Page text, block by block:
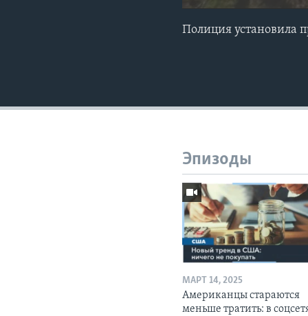
Полиция установила
Эпизоды
МАРТ 14, 2025
Американцы стараются
меньше тратить: в